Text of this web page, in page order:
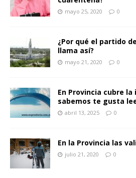
mayo 25, 2020 0
¿Por qué el partido
llama así?
mayo 21, 2020 0
En Provincia cubre
sabemos te gusta
abril 13, 2025 0
En la Provincia las
julio 21, 2020 0